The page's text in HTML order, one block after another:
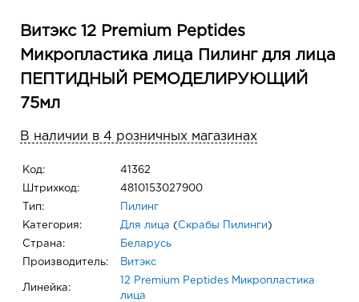
Витэкс 12 Premium Peptides
Микропластика лица Пилинг для лица
ПЕПТИДНЫЙ РЕМОДЕЛИРУЮЩИЙ
75мл
В наличии в 4 розничных магазинах
Код: 41362
Штрихкод: 4810153027900
Тип: Пилинг
Категория: Для лица ( Скрабы Пилинги )
Страна: Беларусь
Производитель: Витэкс
Линейка:
12 Premium Peptides Микропластика
лица